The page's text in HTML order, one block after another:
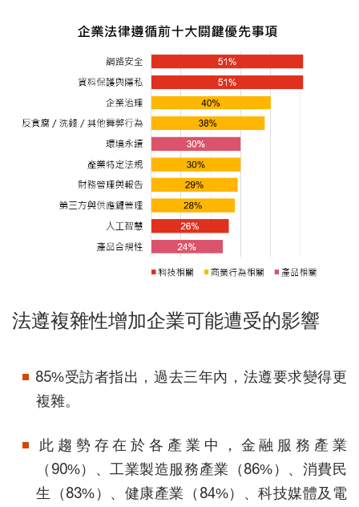
法遵複雜性增加企業可能遭受的影響
85%受訪者指出，過去三年內，法遵要求變得更
複雜。
此趨勢存在於各產業中，金融服務產業
（90%）、工業製造服務產業（86%）、消費民
生（83%）、健康產業（84%）、科技媒體及電